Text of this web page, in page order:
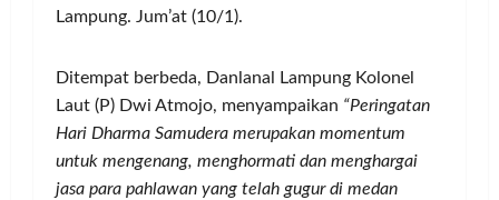
Lampung. Jum’at (10/1).
Ditempat berbeda, Danlanal Lampung Kolonel
Laut (P) Dwi Atmojo, menyampaikan “Peringatan
Hari Dharma Samudera merupakan momentum
untuk mengenang, menghormati dan menghargai
jasa para pahlawan yang telah gugur di medan